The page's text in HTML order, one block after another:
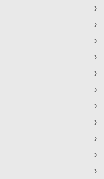
›
›
›
›
›
›
›
›
›
›
›